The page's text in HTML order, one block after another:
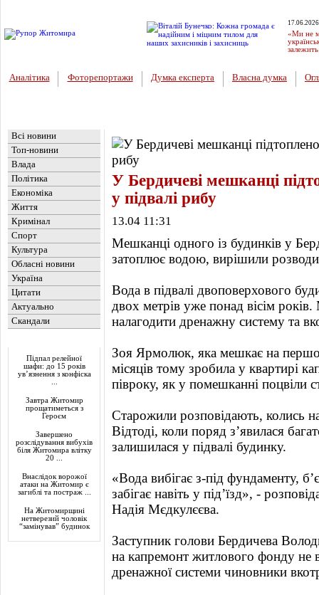
«Ми не
Аналітика Фоторепортажи Думка експерта Власна думка
Всі новини
Топ-новини
Влада
Політика
Економіка
Життя
Кримінал
Спорт
Культура
Обласні новини
Україна
Цитати
Актуально
Скандали
Підпал релейної
шафи: до 15 років
ув’язнення з конфіска
Завтра Житомир
прощатиметься з
Героєм
Завершено
розслідування вибухів
біля Житомира влітку
20 ...
Внаслідок ворожої
атаки на Житомир є
загиблі та постраж ...
На Житомирщині
нетверезий чоловік
“замінував” будинок
У Бердичеві мешканці
у підвалі рибу
13.04 11:31
Мешканці одного із будинків у
затоплює водою, вирішили
Вода в підвалі двоповерхового
двох метрів уже понад вісім
налагодити дренажну систему та
Зоя Ярмолюк, яка мешкає на
місяців тому зробила у квартирі
півроку, як у помешканні поцвіли
Старожили розповідають, колись
Відтоді, коли поряд з’явилася
залишилася у підвалі будинку.
«Вода вибігає з-під фундаменту,
забігає навіть у під’їзд», -
Надія Мєдкулєєва.
Заступник голови Бердичева
на капремонт житлового фонду не
дренажної системи чиновники